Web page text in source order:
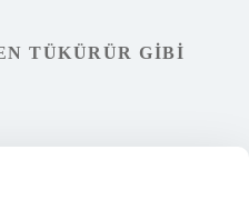
TÜKÜRÜR GIBI